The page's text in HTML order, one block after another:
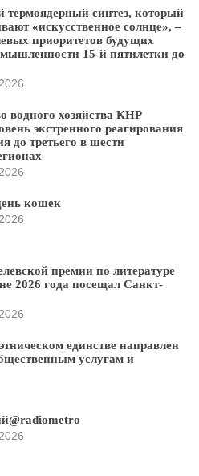
термоядерный синтез, который
«искусственное солнце», –
приоритетов будущих
15-й пятилетки до
водного хозяйства КНР
экстренного реагирования
до третьего в шести
кошек
премии по литературе
2026 года посещал Санкт-
единстве направлен
услугам и